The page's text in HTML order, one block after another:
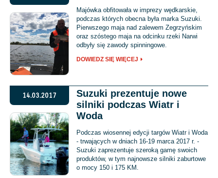
Majówka obfitowała w imprezy wędkarskie,
podczas których obecna była marka Suzuki.
Pierwszego maja nad zalewem Zegrzyńskim
oraz szóstego maja na odcinku rzeki Narwi
odbyły się zawody spinningowe.
DOWIEDZ SIĘ WIĘCEJ
14.03.2017
Suzuki prezentuje nowe
silniki podczas Wiatr i
Woda
Podczas wiosennej edycji targów Wiatr i Woda
- trwających w dniach 16-19 marca 2017 r. -
Suzuki zaprezentuje szeroką gamę swoich
produktów, w tym najnowsze silniki zaburtowe
o mocy 150 i 175 KM.